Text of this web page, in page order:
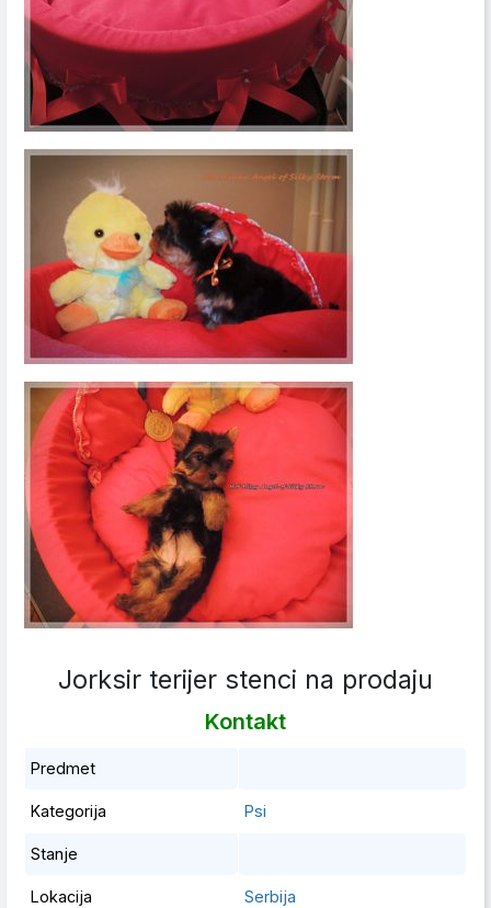
Jorksir terijer stenci na prodaju
Kontakt
Predmet
Kategorija Psi
Stanje
Lokacija Serbija